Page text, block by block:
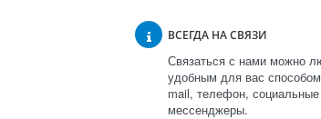
ВСЕГДА НА СВЯЗИ
Связаться с нами можно
удобным для вас
mail, телефон,
мессенджеры.